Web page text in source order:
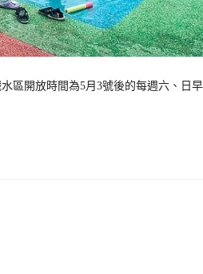
區開放時間為5月3號後的每週六、日